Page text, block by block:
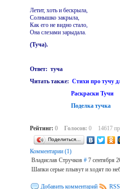
Летит, хоть и бескрыла,
Солнышко закрыла,
Как его не видно стало,
Она слезами зарыдала.
(Туча).
Ответ: туча
Читать также: Стихи про тучу
Раскраски Тучи
Поделка тучка
Рейтинг: 0 Голосов: 0 14617
Поделиться…
Комментарии (1)
Владислав Стручков # 7 сентября
Шапки серые плывут и ходят по
Добавить комментарий